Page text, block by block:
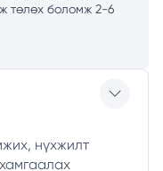
төлөх боломж 2-6
нүхжилт